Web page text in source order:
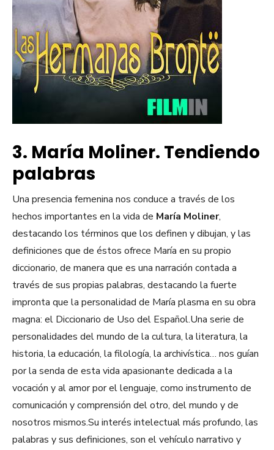
3. María Moliner. Tendiendo
palabras
Una presencia femenina nos conduce a través de los
hechos importantes en la vida de María Moliner,
destacando los términos que los definen y dibujan, y las
definiciones que de éstos ofrece María en su propio
diccionario, de manera que es una narración contada a
través de sus propias palabras, destacando la fuerte
impronta que la personalidad de María plasma en su obra
magna: el Diccionario de Uso del Español.Una serie de
personalidades del mundo de la cultura, la literatura, la
historia, la educación, la filología, la archivística… nos guían
por la senda de esta vida apasionante dedicada a la
vocación y al amor por el lenguaje, como instrumento de
comunicación y comprensión del otro, del mundo y de
nosotros mismos.Su interés intelectual más profundo, las
palabras y sus definiciones, son el vehículo narrativo y